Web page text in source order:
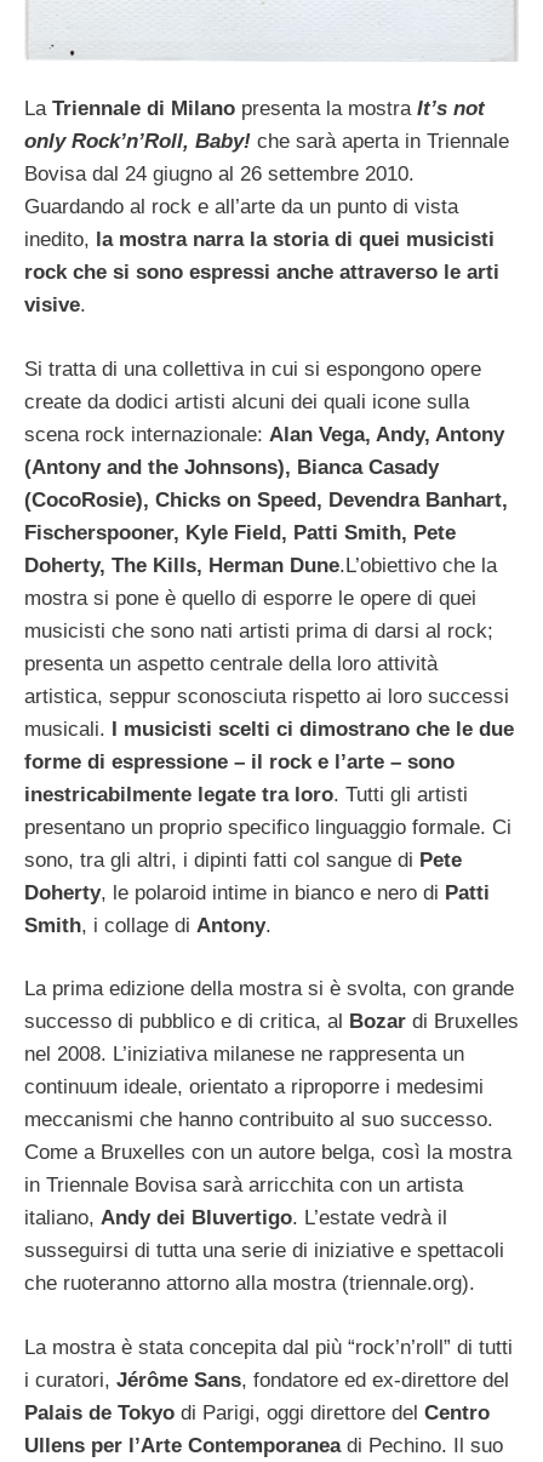
La Triennale di Milano presenta la mostra It’s not
only Rock’n’Roll, Baby! che sarà aperta in Triennale
Bovisa dal 24 giugno al 26 settembre 2010.
Guardando al rock e all’arte da un punto di vista
inedito, la mostra narra la storia di quei musicisti
rock che si sono espressi anche attraverso le arti
visive.
Si tratta di una collettiva in cui si espongono opere
create da dodici artisti alcuni dei quali icone sulla
scena rock internazionale: Alan Vega, Andy, Antony
(Antony and the Johnsons), Bianca Casady
(CocoRosie), Chicks on Speed, Devendra Banhart,
Fischerspooner, Kyle Field, Patti Smith, Pete
Doherty, The Kills, Herman Dune.L’obiettivo che la
mostra si pone è quello di esporre le opere di quei
musicisti che sono nati artisti prima di darsi al rock;
presenta un aspetto centrale della loro attività
artistica, seppur sconosciuta rispetto ai loro successi
musicali. I musicisti scelti ci dimostrano che le due
forme di espressione – il rock e l’arte – sono
inestricabilmente legate tra loro. Tutti gli artisti
presentano un proprio specifico linguaggio formale. Ci
sono, tra gli altri, i dipinti fatti col sangue di Pete
Doherty, le polaroid intime in bianco e nero di Patti
Smith, i collage di Antony.
La prima edizione della mostra si è svolta, con grande
successo di pubblico e di critica, al Bozar di Bruxelles
nel 2008. L’iniziativa milanese ne rappresenta un
continuum ideale, orientato a riproporre i medesimi
meccanismi che hanno contribuito al suo successo.
Come a Bruxelles con un autore belga, così la mostra
in Triennale Bovisa sarà arricchita con un artista
italiano, Andy dei Bluvertigo. L’estate vedrà il
susseguirsi di tutta una serie di iniziative e spettacoli
che ruoteranno attorno alla mostra (triennale.org).
La mostra è stata concepita dal più “rock’n’roll” di tutti
i curatori, Jérôme Sans, fondatore ed ex-direttore del
Palais de Tokyo di Parigi, oggi direttore del Centro
Ullens per l’Arte Contemporaneadi Pechino. Il suo